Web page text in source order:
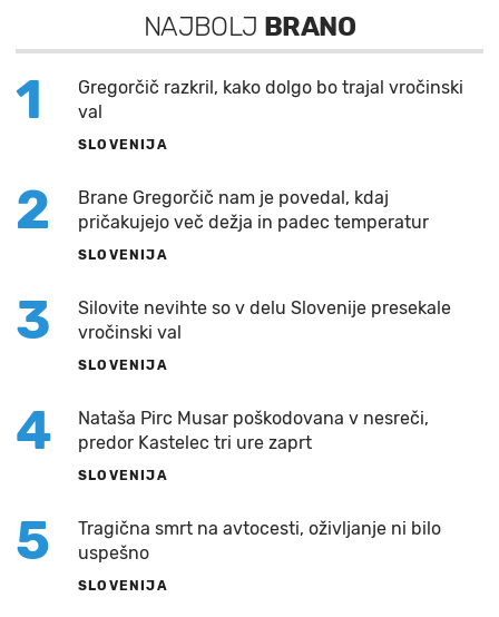
NAJBOLJ BRANO
1
Gregorčič razkril, kako dolgo bo trajal vročinski
val
SLOVENIJA
2
Brane Gregorčič nam je povedal, kdaj
pričakujejo več dežja in padec temperatur
SLOVENIJA
3
Silovite nevihte so v delu Slovenije presekale
vročinski val
SLOVENIJA
4
Nataša Pirc Musar poškodovana v nesreči,
predor Kastelec tri ure zaprt
SLOVENIJA
5
Tragična smrt na avtocesti, oživljanje ni bilo
uspešno
SLOVENIJA